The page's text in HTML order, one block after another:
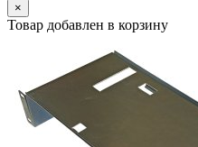
×
Товар добавлен в корзину